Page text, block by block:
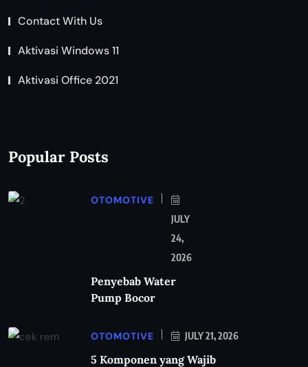
Contact With Us
Aktivasi Windows 11
Aktivasi Office 2021
Popular Posts
OTOMOTIVE
JULY
24,
2026
Penyebab Water
Pump Bocor
OTOMOTIVE JULY 21, 2026
5 Komponen yang Wajib